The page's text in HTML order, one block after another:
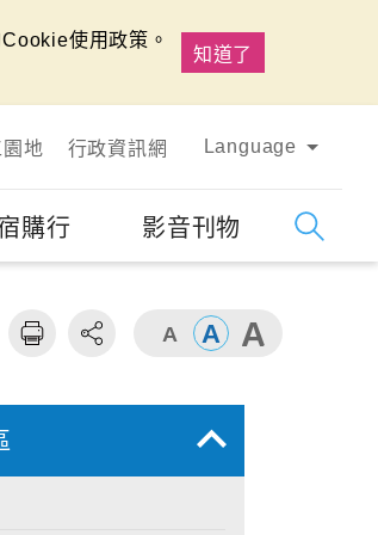
使用政策。
知道了
地
行政資訊網 Language
購行 影音刊物